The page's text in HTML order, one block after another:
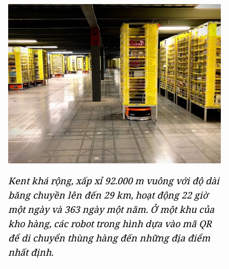
Kent khá rộng, xấp xỉ 92.000 m vuông với độ dài
băng chuyền lên đến 29 km, hoạt động 22 giờ
một ngày và 363 ngày một năm. Ở một khu của
kho hàng, các robot trong hình dựa vào mã QR
để di chuyển thùng hàng đến những địa điểm
nhất định.